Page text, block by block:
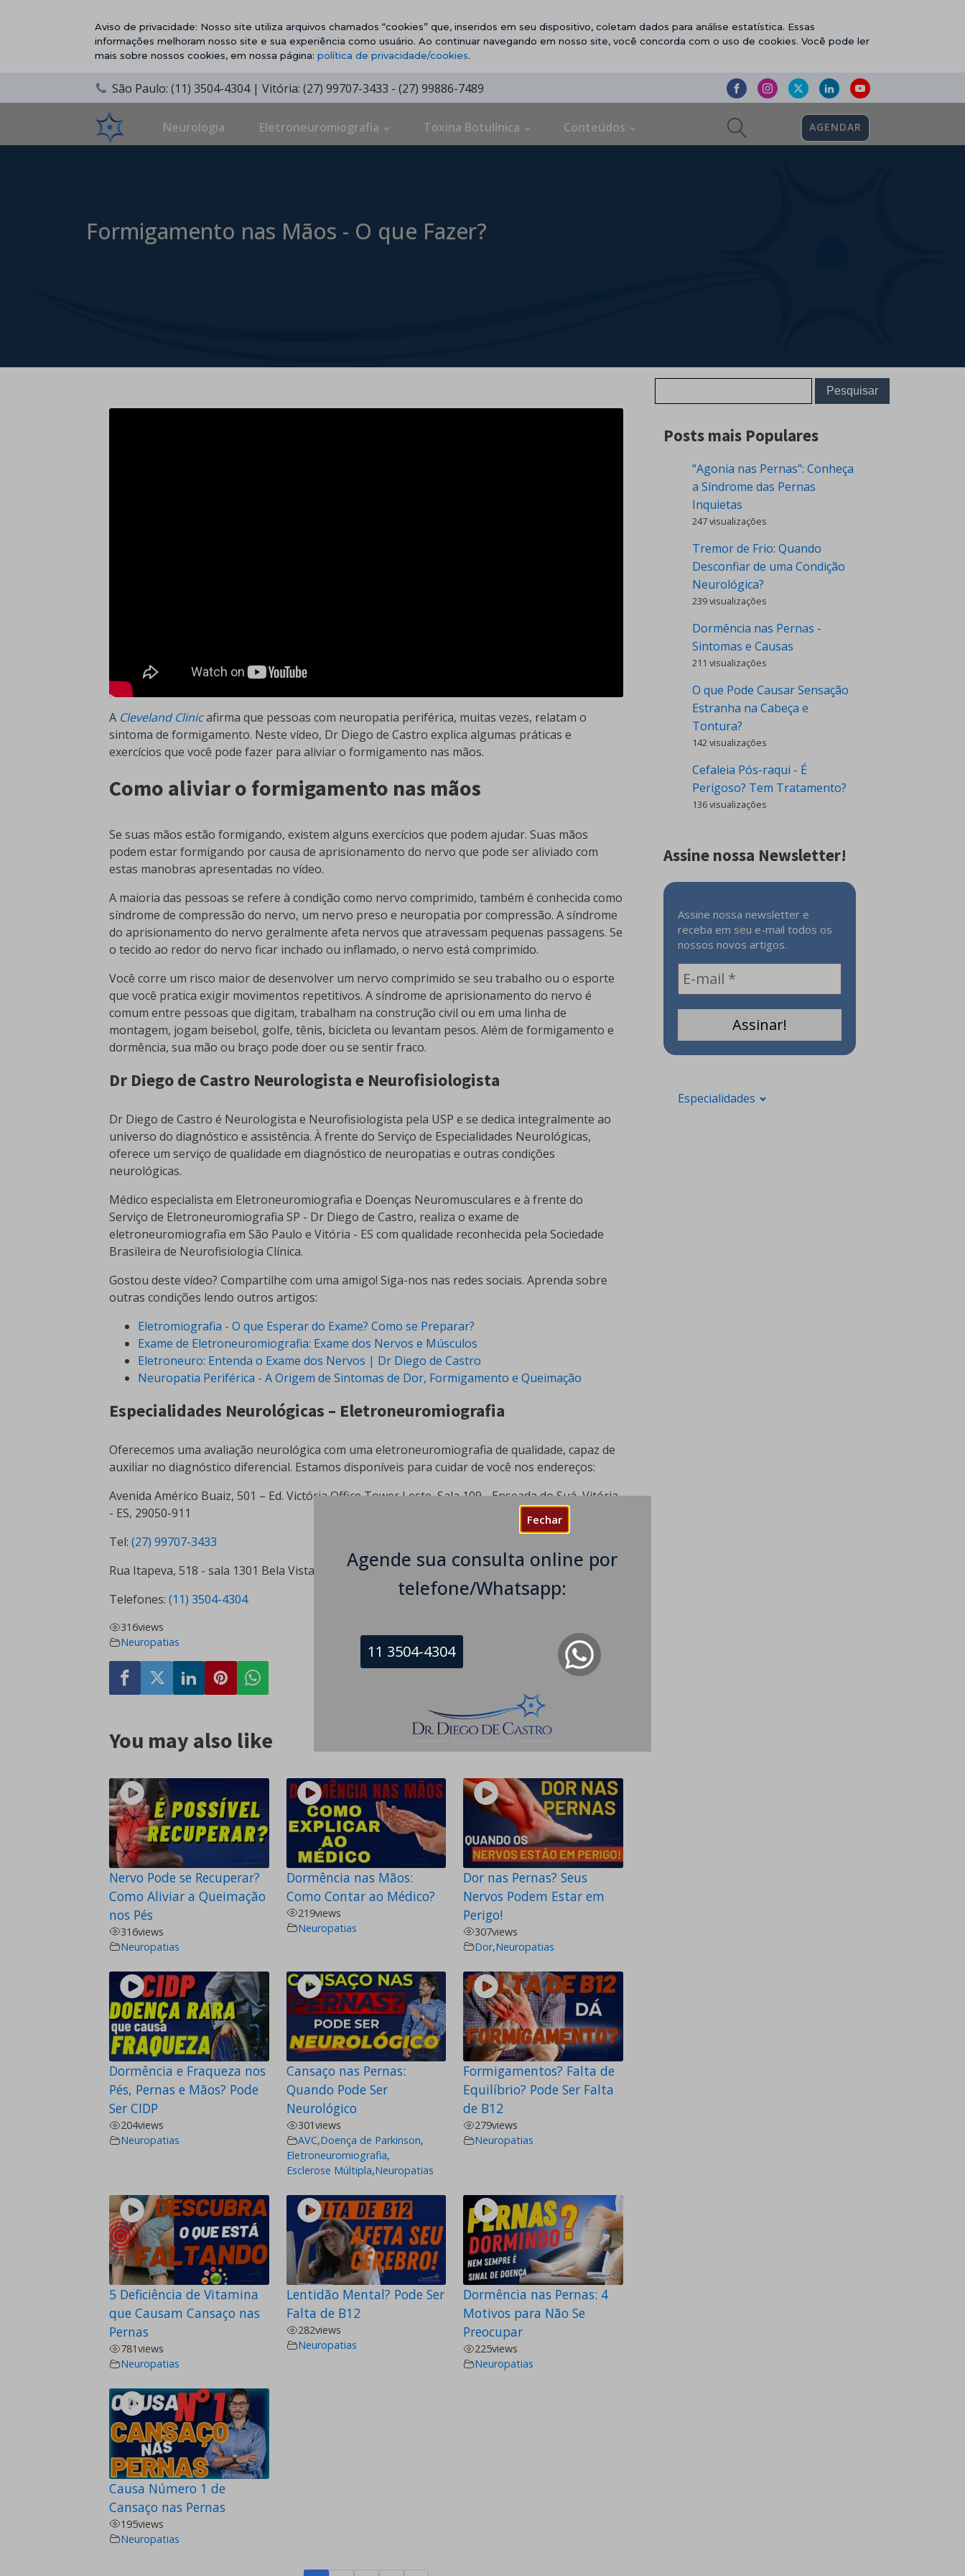
Fechar
Agende sua consulta online por
telefone/Whatsapp:
11 3504-4304
Aviso de privacidade: Nosso site utiliza arquivos chamados “cookies” que, inseridos em seu dispositivo, coletam dados para análise estatística. Essas
informações melhoram nosso site e sua experiência como usuário. Ao continuar navegando em nosso site, você concorda com o uso de cookies. Você pode ler
mais sobre nossos cookies, em nossa página: política de privacidade/cookies.
São Paulo: (11) 3504-4304 | Vitória: (27) 99707-3433 - (27) 99886-7489
Neurologia Eletroneuromiografia Toxina Botulínica Conteúdos AGENDAR
Formigamento nas Mãos - O que Fazer?
A Cleveland Clinicafirma que pessoas com neuropatia periférica, muitas vezes, relatam o
sintoma de formigamento. Neste vídeo, Dr Diego de Castro explica algumas práticas e
exercícios que você pode fazer para aliviar o formigamento nas mãos.
Como aliviar o formigamento nas mãos
Se suas mãos estão formigando, existem alguns exercícios que podem ajudar. Suas mãos
podem estar formigando por causa de aprisionamento do nervo que pode ser aliviado com
estas manobras apresentadas no vídeo.
A maioria das pessoas se refere à condição como nervo comprimido, também é conhecida como
síndrome de compressão do nervo, um nervo preso e neuropatia por compressão. A síndrome
do aprisionamento do nervo geralmente afeta nervos que atravessam pequenas passagens. Se
o tecido ao redor do nervo ficar inchado ou inflamado, o nervo está comprimido.
Você corre um risco maior de desenvolver um nervo comprimido se seu trabalho ou o esporte
que você pratica exigir movimentos repetitivos. A síndrome de aprisionamento do nervo é
comum entre pessoas que digitam, trabalham na construção civil ou em uma linha de
montagem, jogam beisebol, golfe, tênis, bicicleta ou levantam pesos. Além de formigamento e
dormência, sua mão ou braço pode doer ou se sentir fraco.
Dr Diego de Castro Neurologista e Neurofisiologista
Dr Diego de Castro é Neurologista e Neurofisiologista pela USP e se dedica integralmente ao
universo do diagnóstico e assistência. À frente do Serviço de Especialidades Neurológicas,
oferece um serviço de qualidade em diagnóstico de neuropatias e outras condições
neurológicas.
Médico especialista em Eletroneuromiografia e Doenças Neuromusculares e à frente do
Serviço de Eletroneuromiografia SP - Dr Diego de Castro, realiza o exame de
eletroneuromiografia em São Paulo e Vitória - ES com qualidade reconhecida pela Sociedade
Brasileira de Neurofisiologia Clínica.
Gostou deste vídeo? Compartilhe com uma amigo! Siga-nos nas redes sociais. Aprenda sobre
outras condições lendo outros artigos:
Eletromiografia - O que Esperar do Exame? Como se Preparar?
Exame de Eletroneuromiografia: Exame dos Nervos e Músculos
Eletroneuro: Entenda o Exame dos Nervos | Dr Diego de Castro
Neuropatia Periférica - A Origem de Sintomas de Dor, Formigamento e Queimação
Especialidades Neurológicas – Eletroneuromiografia
Oferecemos uma avaliação neurológica com uma eletroneuromiografia de qualidade, capaz de
auxiliar no diagnóstico diferencial. Estamos disponíveis para cuidar de você nos endereços:
Avenida Américo Buaiz, 501 – Ed. Victória Office Tower Leste, Sala 109 - Enseada do Suá, Vitória
- ES, 29050-911
Tel: (27) 99707-3433
Rua Itapeva, 518 - sala 1301 Bela Vista - São Paulo - SP, CEP: 01332-904
Telefones: (11) 3504-4304
316views
Neuropatias
You may also like
Nervo Pode se Recuperar?
Como Aliviar a Queimação
nos Pés
316views
Neuropatias
Dormência nas Mãos:
Como Contar ao Médico?
219views
Neuropatias
Dor nas Pernas? Seus
Nervos Podem Estar em
Perigo!
307views
Dor,Neuropatias
Dormência e Fraqueza nos
Pés, Pernas e Mãos? Pode
Ser CIDP
204views
Neuropatias
Cansaço nas Pernas:
Quando Pode Ser
Neurológico
301views
AVC,Doença de Parkinson,
Eletroneuromiografia,
Esclerose Múltipla,Neuropatias
Formigamentos? Falta de
Equilíbrio? Pode Ser Falta
de B12
279views
Neuropatias
5 Deficiência de Vitamina
que Causam Cansaço nas
Pernas
781views
Neuropatias
Lentidão Mental? Pode Ser
Falta de B12
282views
Neuropatias
Dormência nas Pernas: 4
Motivos para Não Se
Preocupar
225views
Neuropatias
Causa Número 1 de
Cansaço nas Pernas
195views
Neuropatias
Posts mais Populares
“Agonia nas Pernas”: Conheça
a Síndrome das Pernas
Inquietas
247 visualizações
Tremor de Frio: Quando
Desconfiar de uma Condição
Neurológica?
239 visualizações
Dormência nas Pernas -
Sintomas e Causas
211 visualizações
O que Pode Causar Sensação
Estranha na Cabeça e
Tontura?
142 visualizações
Cefaleia Pós-raqui - É
Perigoso? Tem Tratamento?
136 visualizações
Assine nossa Newsletter!
Assine nossa newsletter e
receba em seu e-mail todos os
nossos novos artigos.
Especialidades